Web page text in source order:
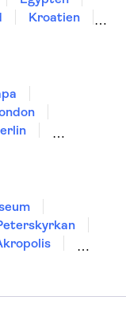
Kroatien